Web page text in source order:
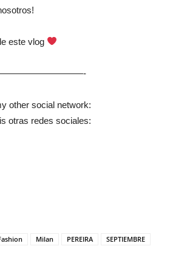
este vlog
other social network:
otras redes sociales:
Milan PEREIRA
SEPTIEMBRE